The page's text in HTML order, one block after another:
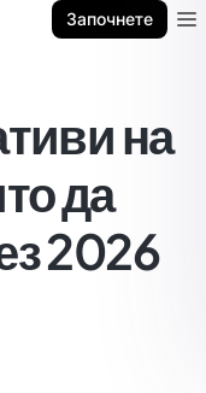
Започнете
на
да
2026